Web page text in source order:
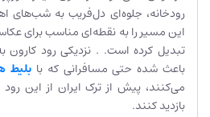
رودخانه، جلوه‌ای دل‌فریب به شب‌های
این مسیر را به نقطه‌ای مناسب برای
تبدیل کرده است. . نزدیکی رود کارون
باعث شده حتی مسافرانی که با بلیط
می‌کنند، پیش از ترک ایران از این رود
بازدید کنند.